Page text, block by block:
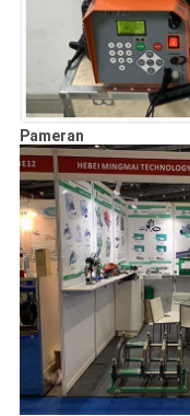
Pameran